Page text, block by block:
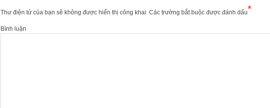
Thư điện tử của bạn sẽ không được hiển thị công khai. Các trường bắt buộc được đánh dấu*
Bình luận